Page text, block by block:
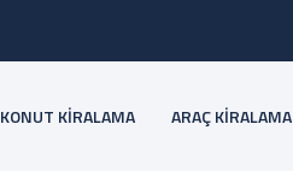
KONUT KİRALAMA ARAÇ KİRALAMA